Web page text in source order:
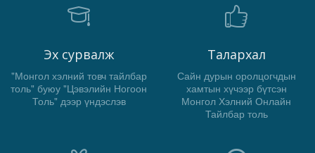
Эх сурвалж
"Монгол хэлний товч тайлбар
толь" буюу "Цэвэлийн Ногоон
Толь" дээр үндэслэв
Талархал
Сайн дурын оролцогчдын
хамтын хүчээр бүтсэн
Монгол Хэлний Онлайн
Тайлбар толь